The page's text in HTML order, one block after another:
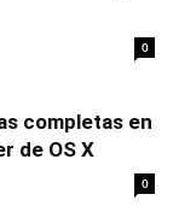
0
completas en
de OS X
0